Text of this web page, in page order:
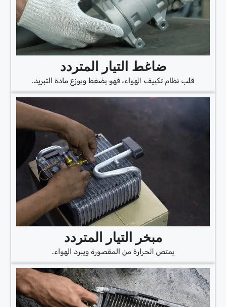
ضاغط التيار المتردد
قلب نظام تكييف الهواء، فهو يضغط ويوزع مادة التبريد.
مبخر التيار المتردد
يمتص الحرارة من المقصورة ويبرد الهواء.